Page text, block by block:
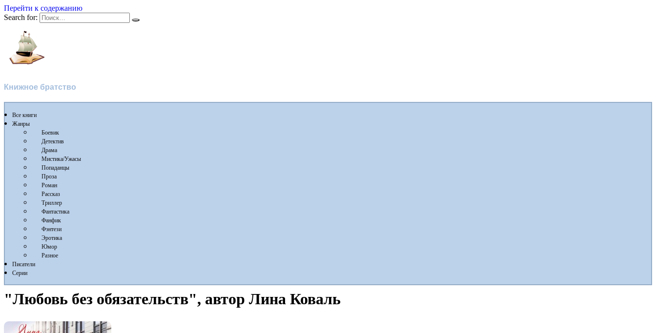
Перейти к содержанию
Search for:
Книжное братство
Все книги
Жанры
Боевик
Детектив
Драма
Мистика/Ужасы
Попаданцы
Проза
Роман
Рассказ
Триллер
Фантастика
Фанфик
Фэнтези
Эротика
Юмор
Разное
Писатели
Серии
"Любовь без обязательств", автор Лина Коваль